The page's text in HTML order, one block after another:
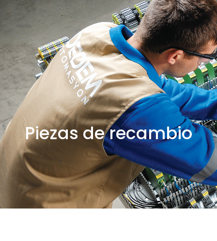
Piezas de recambio